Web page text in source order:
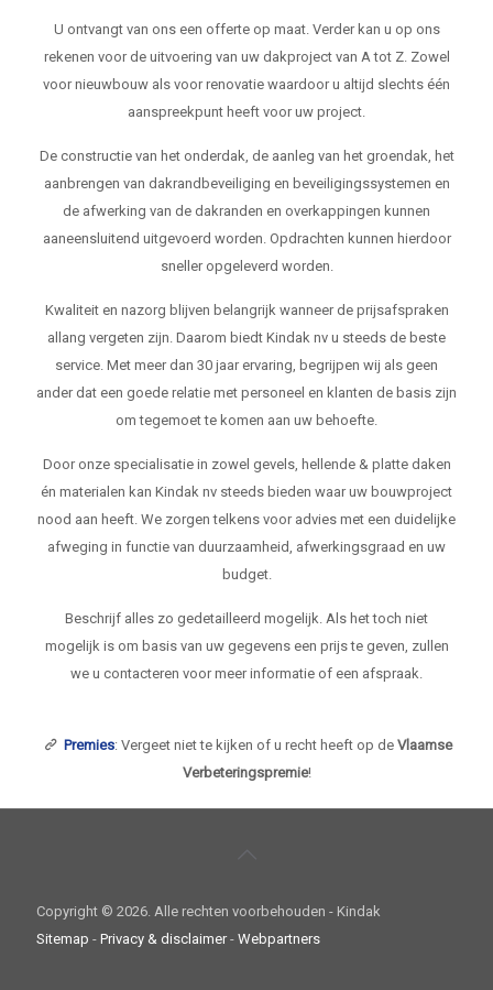
U ontvangt van ons een offerte op maat. Verder kan u op ons
rekenen voor de uitvoering van uw dakproject van A tot Z. Zowel
voor nieuwbouw als voor renovatie waardoor u altijd slechts één
aanspreekpunt heeft voor uw project.
De constructie van het onderdak, de aanleg van het groendak, het
aanbrengen van dakrandbeveiliging en beveiligingssystemen en
de afwerking van de dakranden en overkappingen kunnen
aaneensluitend uitgevoerd worden. Opdrachten kunnen hierdoor
sneller opgeleverd worden.
Kwaliteit en nazorg blijven belangrijk wanneer de prijsafspraken
allang vergeten zijn. Daarom biedt Kindak nv u steeds de beste
service. Met meer dan 30 jaar ervaring, begrijpen wij als geen
ander dat een goede relatie met personeel en klanten de basis zijn
om tegemoet te komen aan uw behoefte.
Door onze specialisatie in zowel gevels, hellende & platte daken
én materialen kan Kindak nv steeds bieden waar uw bouwproject
nood aan heeft. We zorgen telkens voor advies met een duidelijke
afweging in functie van duurzaamheid, afwerkingsgraad en uw
budget.
Beschrijf alles zo gedetailleerd mogelijk. Als het toch niet
mogelijk is om basis van uw gegevens een prijs te geven, zullen
we u contacteren voor meer informatie of een afspraak.
Premies: Vergeet niet te kijken of u recht heeft op deVlaamse
Verbeteringspremie!
Copyright © 2026. Alle rechten voorbehouden - Kindak
Sitemap - Privacy & disclaimer- Webpartners